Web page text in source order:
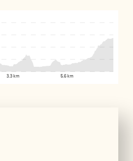
3.3 km 5.6 km